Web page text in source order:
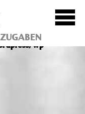
ist seit
wp-
ZUGABEN